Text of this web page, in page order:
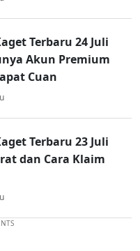
Terbaru 24 Juli
Akun Premium
Cuan
Terbaru 23 Juli
dan Cara Klaim